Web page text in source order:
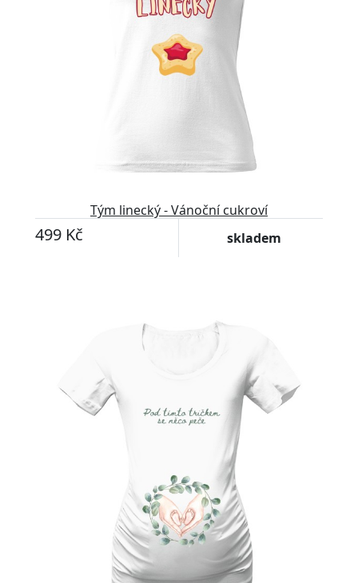
Tým linecký - Vánoční cukroví
499 Kč skladem